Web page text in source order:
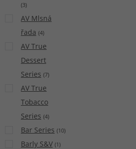
(3)
AV Mlsná
řada (4)
AV True
Dessert
Series (7)
AV True
Tobacco
Series (4)
Bar Series (10)
Barly S&V (1)